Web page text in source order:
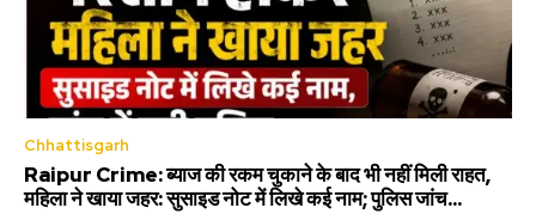
Chhattisgarh
Raipur Crime: ब्याज की रकम चुकाने के बाद भी नहीं मिली राहत,
महिला ने खाया जहर: सुसाइड नोट में लिखे कई नाम; पुलिस जांच...